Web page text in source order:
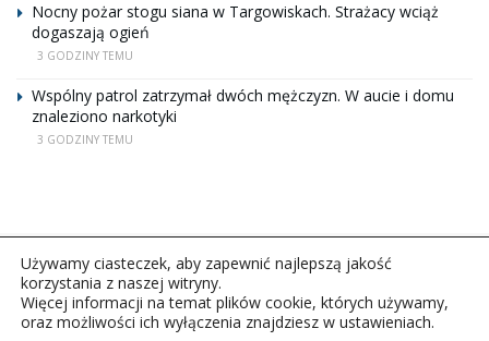
Nocny pożar stogu siana w Targowiskach. Strażacy wciąż
dogaszają ogień
3 GODZINY TEMU
Wspólny patrol zatrzymał dwóch mężczyzn. W aucie i domu
znaleziono narkotyki
3 GODZINY TEMU
Copyright © 2026Polskie Radio Rzeszów S.A. w likwidacj.
Używamy ciasteczek, aby zapewnić najlepszą jakość
korzystania z naszej witryny.
Więcej informacji na temat plików cookie, których używamy,
oraz możliwości ich wyłączenia znajdziesz w ustawieniach.